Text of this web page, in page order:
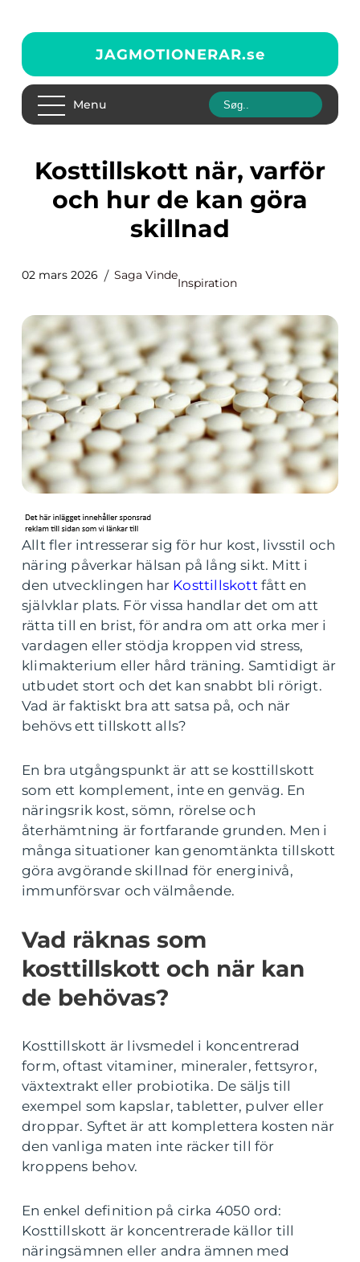
JAGMOTIONERAR.se
Menu
Kosttillskott när, varför
och hur de kan göra
skillnad
02 mars 2026 Saga Vinde
Inspiration
Allt fler intresserar sig för hur kost, livsstil och
näring påverkar hälsan på lång sikt. Mitt i
den utvecklingen har Kosttillskottfått en
självklar plats. För vissa handlar det om att
rätta till en brist, för andra om att orka mer i
vardagen eller stödja kroppen vid stress,
klimakterium eller hård träning. Samtidigt är
utbudet stort och det kan snabbt bli rörigt.
Vad är faktiskt bra att satsa på, och när
behövs ett tillskott alls?
En bra utgångspunkt är att se kosttillskott
som ett komplement, inte en genväg. En
näringsrik kost, sömn, rörelse och
återhämtning är fortfarande grunden. Men i
många situationer kan genomtänkta tillskott
göra avgörande skillnad för energinivå,
immunförsvar och välmående.
Vad räknas som
kosttillskott och när kan
de behövas?
Kosttillskott är livsmedel i koncentrerad
form, oftast vitaminer, mineraler, fettsyror,
växtextrakt eller probiotika. De säljs till
exempel som kapslar, tabletter, pulver eller
droppar. Syftet är att komplettera kosten när
den vanliga maten inte räcker till för
kroppens behov.
En enkel definition på cirka 4050 ord:
Kosttillskott är koncentrerade källor till
näringsämnen eller andra ämnen med